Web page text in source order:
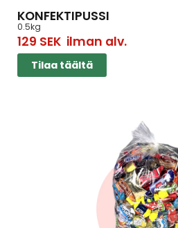
KONFEKTIPUSSI
0.5kg
129 SEKilman alv.
Tilaa täältä